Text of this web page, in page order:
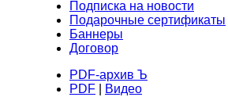
Подписка на новости
Подарочные сертификаты
Баннеры
Договор
PDF-архив Ъ
PDF
Видео